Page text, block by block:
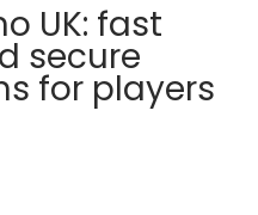
UK: fast
secure
for players